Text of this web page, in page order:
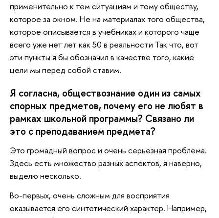
применительно к тем ситуациям и тому обществу,
которое за окном. Не на материалах того общества,
которое описывается в учебниках и которого чаще
всего уже нет лет как 50 в реальности Так что, вот
эти пункты я бы обозначил в качестве того, какие
цели мы перед собой ставим.
Я согласна, обществознание один из самых
спорных предметов, почему его не любят в
рамках школьной программы? Связано ли
это с преподаванием предмета?
Это громадный вопрос и очень серьезная проблема.
Здесь есть множество разных аспектов, я наверно,
выделю несколько.
Во-первых, очень сложным для восприятия
оказывается его синтетический характер. Например,